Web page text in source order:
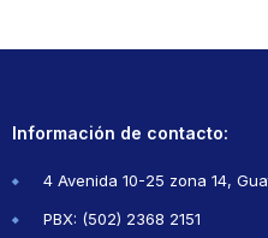
Información de contacto:
4 Avenida 10-25 zona 14,
PBX: (502) 2368 2151